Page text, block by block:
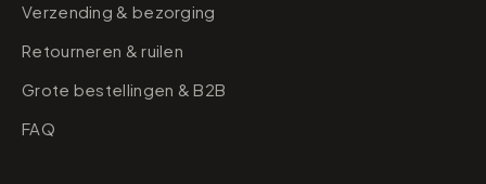
Verzending & bezorging
Retourneren & ruilen
Grote bestellingen & B2B
FAQ